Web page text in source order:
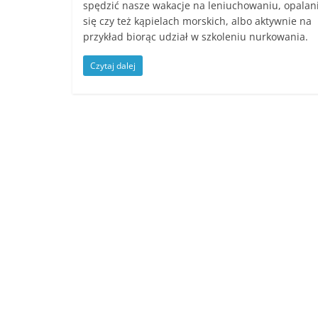
spędzić nasze wakacje na leniuchowaniu,
się czy też kąpielach morskich, albo aktywnie na
przykład biorąc udział w szkoleniu nurkowania.
Czytaj dalej